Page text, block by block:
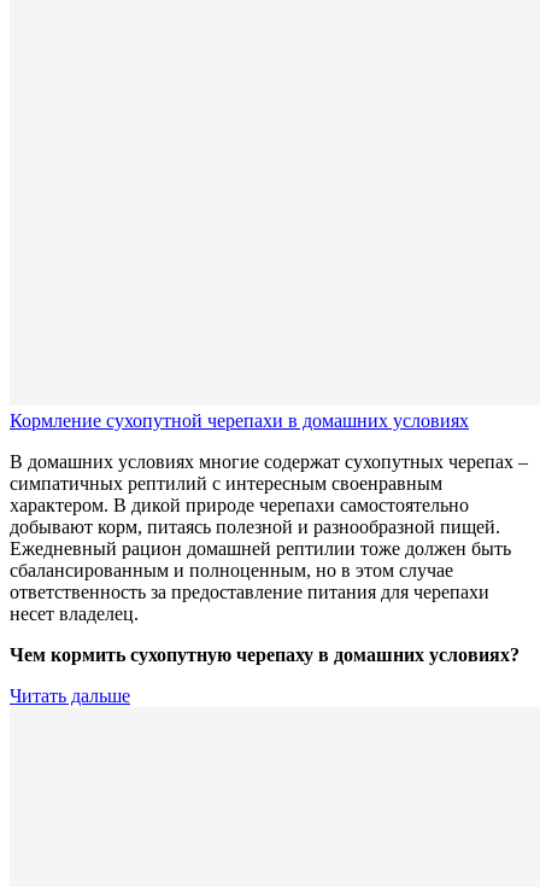
Кормление сухопутной черепахи в домашних условиях
В домашних условиях многие содержат сухопутных черепах –
симпатичных рептилий с интересным своенравным
характером. В дикой природе черепахи самостоятельно
добывают корм, питаясь полезной и разнообразной пищей.
Ежедневный рацион домашней рептилии тоже должен быть
сбалансированным и полноценным, но в этом случае
ответственность за предоставление питания для черепахи
несет владелец.
Чем кормить сухопутную черепаху в домашних условиях?
Читать дальше